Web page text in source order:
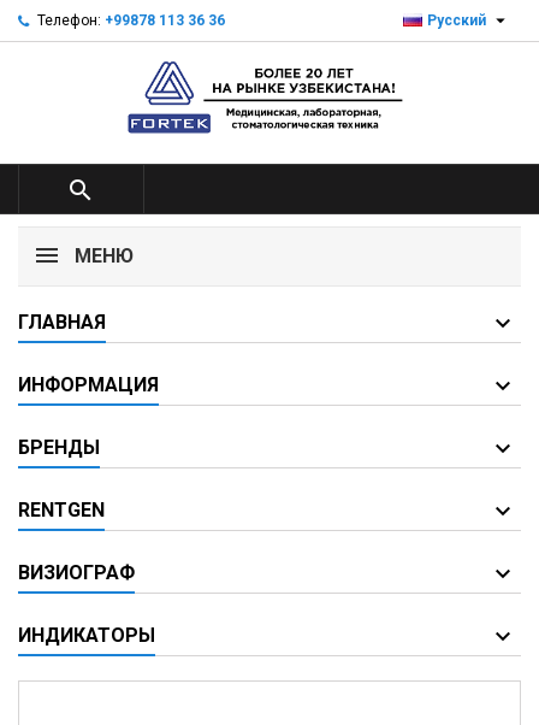
Телефон: +99878 113 36 36 Русский 

МЕНЮ
ГЛАВНАЯ
ИНФОРМАЦИЯ
БРЕНДЫ
RENTGEN
ВИЗИОГРАФ
ИНДИКАТОРЫ